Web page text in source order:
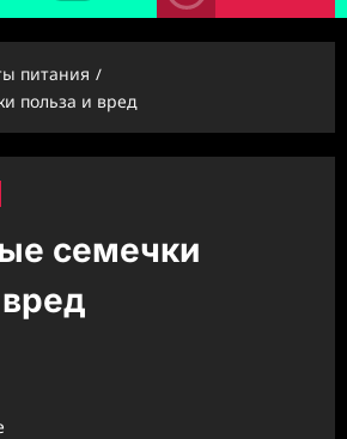
питания
польза и вред
семечки